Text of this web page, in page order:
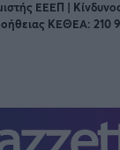
ΕΕΕΠ |
ΚΕΘΕΑ: 210